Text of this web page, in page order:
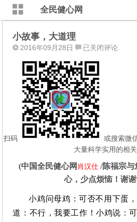
全民健心网
小故事，大道理
2016年09月28日
小
事，
大
道
理
已关闭评论
扫码
或搜索微
大量科学实用的相
(中国全民健心网 肖汉仕 /陈福宗与
心，少点烦恼！谢谢
小鸡问母鸡：可否不用下蛋
道：不行，我要工作！小鸡说：